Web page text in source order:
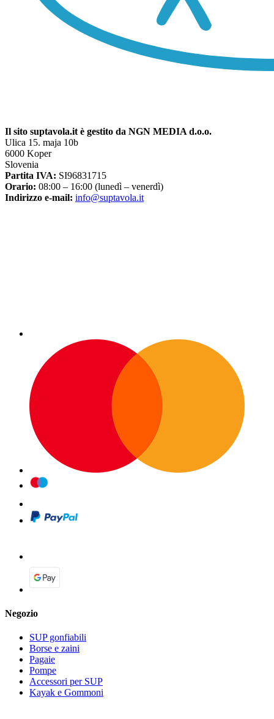
Il sito suptavola.it è gestito da NGN MEDIA d.o.o.
Ulica 15. maja 10b
6000 Koper
Slovenia
Partita IVA: SI96831715
Orario: 08:00 – 16:00 (lunedì – venerdì)
Indirizzo e-mail: info@suptavola.it
Negozio
SUP gonfiabili
Borse e zaini
Pagaie
Pompe
Accessori per SUP
Kayak e Gommoni